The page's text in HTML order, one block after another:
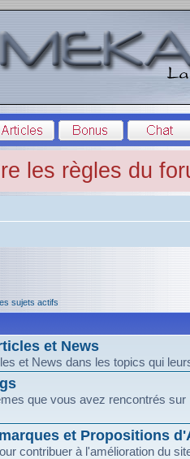
les règles du
sujets actifs
et News
et News dans les topics qui
que vous avez rencontrés
et Propositions
contribuer à l'amélioration du